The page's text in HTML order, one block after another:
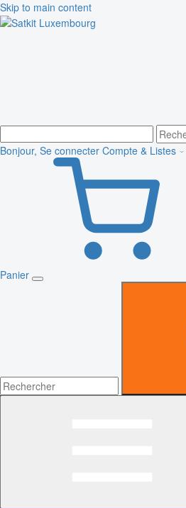
Skip to main content
Bonjour, Se connecter Compte & Listes
Panier